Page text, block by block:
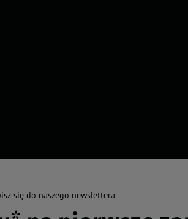
się do naszego newslettera